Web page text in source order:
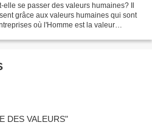
se passer des valeurs humaines? Il
grâce aux valeurs humaines qui sont
où l'Homme est la valeur